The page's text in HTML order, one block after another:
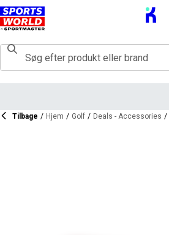
Tilbage / Hjem / Golf / Deals - Accessories /